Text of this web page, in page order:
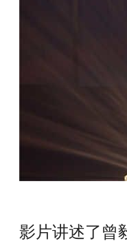
影片讲述了曾